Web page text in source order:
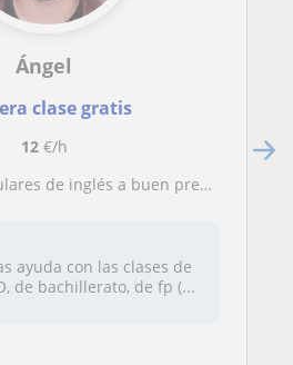
Ángel
clase gratis
12€/h
para niños/as, adolescentes o adultos/as hasta bachillerato :)
ayuda con las clases de
de bachillerato, de fp (...